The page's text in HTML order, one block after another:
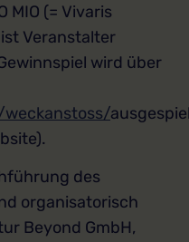
MIO (= Vivaris
ist Veranstalter
wird über
des
organisatorisch
Beyond GmbH,